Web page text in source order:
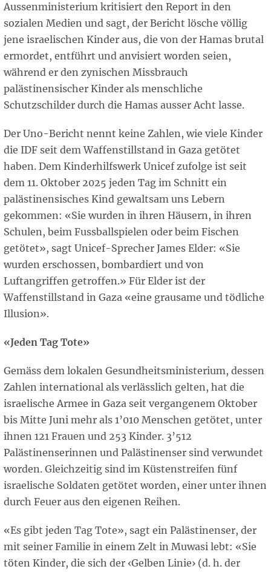
Aussenministerium kritisiert den Report in den
sozialen Medien und sagt, der Bericht lösche völlig
jene israelischen Kinder aus, die von der Hamas brutal
ermordet, entführt und anvisiert worden seien,
während er den zynischen Missbrauch
palästinensischer Kinder als menschliche
Schutzschilder durch die Hamas ausser Acht lasse.
Der Uno-Bericht nennt keine Zahlen, wie viele Kinder
die IDF seit dem Waffenstillstand in Gaza getötet
haben. Dem Kinderhilfswerk Unicef zufolge ist seit
dem 11. Oktober 2025 jeden Tag im Schnitt ein
palästinensisches Kind gewaltsam uns Lebern
gekommen: «Sie wurden in ihren Häusern, in ihren
Schulen, beim Fussballspielen oder beim Fischen
getötet», sagt Unicef-Sprecher James Elder: «Sie
wurden erschossen, bombardiert und von
Luftangriffen getroffen.» Für Elder ist der
Waffenstillstand in Gaza «eine grausame und tödliche
Illusion».
«Jeden Tag Tote»
Gemäss dem lokalen Gesundheitsministerium, dessen
Zahlen international als verlässlich gelten, hat die
israelische Armee in Gaza seit vergangenem Oktober
bis Mitte Juni mehr als 1’010 Menschen getötet, unter
ihnen 121 Frauen und 253 Kinder. 3’512
Palästinenserinnen und Palästinenser sind verwundet
worden. Gleichzeitig sind im Küstenstreifen fünf
israelische Soldaten getötet worden, einer unter ihnen
durch Feuer aus den eigenen Reihen.
«Es gibt jeden Tag Tote», sagt ein Palästinenser, der
mit seiner Familie in einem Zelt in Muwasi lebt: «Sie
töten Kinder, die sich der ‹Gelben Linie› (d. h. der